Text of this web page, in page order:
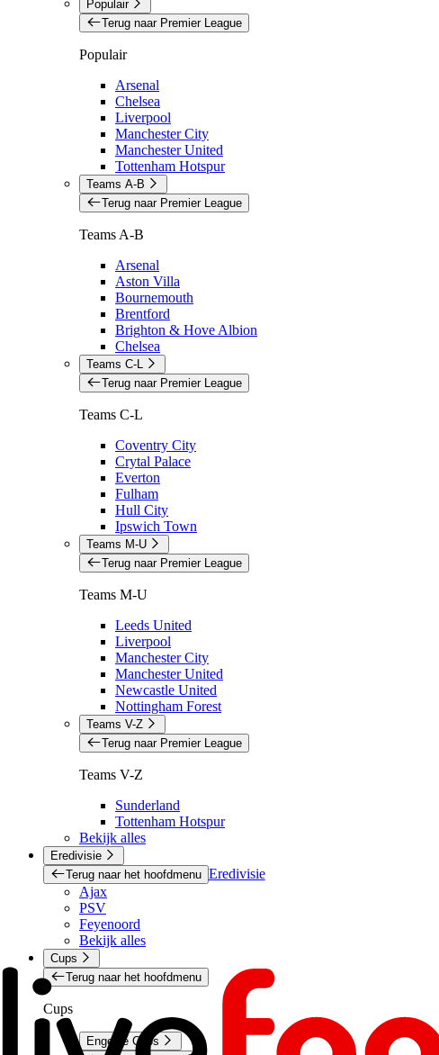
Populair
Terug naar Premier League
Populair
Arsenal
Chelsea
Liverpool
Manchester City
Manchester United
Tottenham Hotspur
Teams A-B
Terug naar Premier League
Teams A-B
Arsenal
Aston Villa
Bournemouth
Brentford
Brighton & Hove Albion
Chelsea
Teams C-L
Terug naar Premier League
Teams C-L
Coventry City
Crytal Palace
Everton
Fulham
Hull City
Ipswich Town
Teams M-U
Terug naar Premier League
Teams M-U
Leeds United
Liverpool
Manchester City
Manchester United
Newcastle United
Nottingham Forest
Teams V-Z
Terug naar Premier League
Teams V-Z
Sunderland
Tottenham Hotspur
Bekijk alles
Eredivisie
Terug naar het hoofdmenu Eredivisie
Ajax
PSV
Feyenoord
Bekijk alles
Cups
Terug naar het hoofdmenu
Cups
Engelse Cups